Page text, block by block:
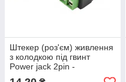
Штекер (роз'єм) живлення
з колодкою під гвинт
Power jack 2pin -